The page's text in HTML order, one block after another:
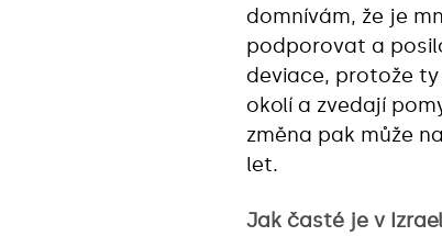
domnívám, že je
podporovat a
deviace, protože ty
okolí a zvedají
změna pak může
let.
Jak časté je v